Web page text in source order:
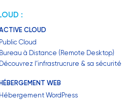
:
CLOUD
Public Cloud
Bureau à Distance (Remote Desktop)
Découvrez l’infrastrucrure & sa sécurité
HÉBERGEMENT WEB
Hébergement WordPress